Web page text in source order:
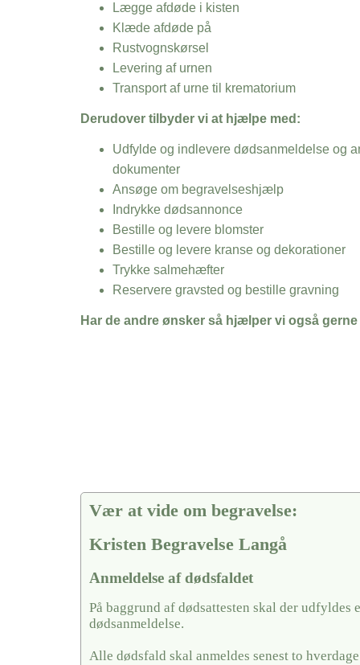
Lægge afdøde i kisten
Klæde afdøde på
Rustvognskørsel
Levering af urnen
Transport af urne til krematorium
Derudover tilbyder vi at hjælpe med:
Udfylde og indlevere dødsanmeldelse og
dokumenter
Ansøge om begravelseshjælp
Indrykke dødsannonce
Bestille og levere blomster
Bestille og levere kranse og dekorationer
Trykke salmehæfter
Reservere gravsted og bestille gravning
Har de andre ønsker så hjælper vi også gerne
Vær at vide om begravelse:
Kristen Begravelse Langå
Anmeldelse af dødsfaldet
På baggrund af dødsattesten skal der udfyldes
dødsanmeldelse.
Alle dødsfald skal anmeldes senest to